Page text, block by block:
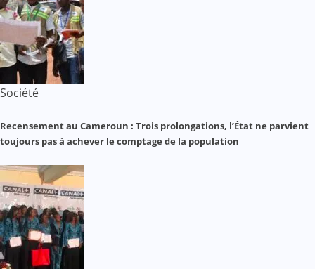
Société
Recensement au Cameroun : Trois prolongations, l’État ne parvient
toujours pas à achever le comptage de la population